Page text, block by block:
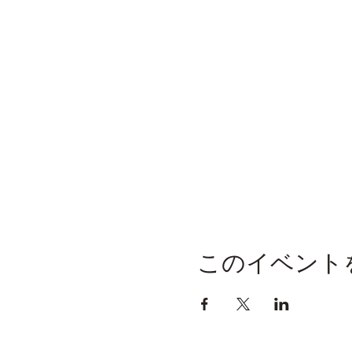
このイベント